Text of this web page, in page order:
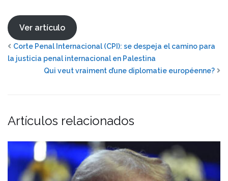
Ver artículo
Corte Penal Internacional (CPI): se despeja el camino para
la justicia penal internacional en Palestina
Qui veut vraiment d’une diplomatie européenne?
Artículos relacionados